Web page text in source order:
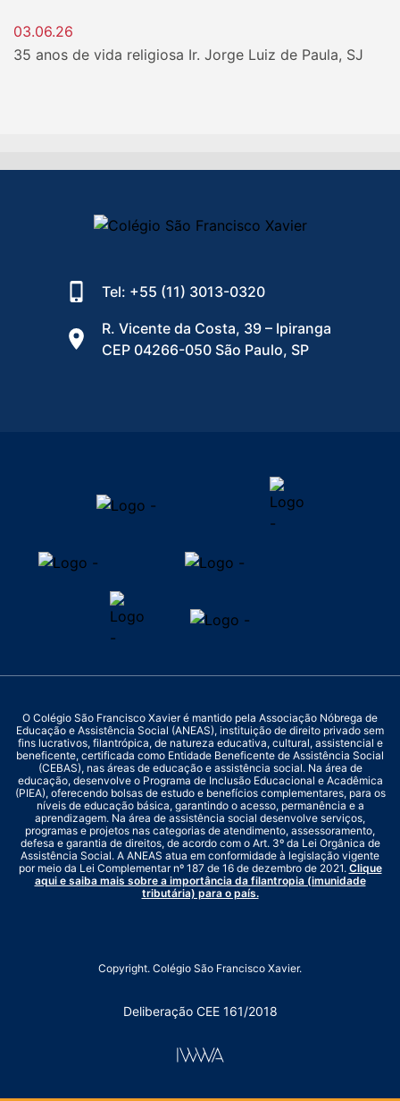
03.06.26
35 anos de vida religiosa Ir. Jorge Luiz de Paula, SJ
Tel: +55 (11) 3013-0320
R. Vicente da Costa, 39 – Ipiranga
CEP 04266-050 São Paulo, SP
O Colégio São Francisco Xavier é mantido pela Associação Nóbrega de
Educação e Assistência Social (ANEAS), instituição de direito privado sem
fins lucrativos, filantrópica, de natureza educativa, cultural, assistencial e
beneficente, certificada como Entidade Beneficente de Assistência Social
(CEBAS), nas áreas de educação e assistência social. Na área de
educação, desenvolve o Programa de Inclusão Educacional e Acadêmica
(PIEA), oferecendo bolsas de estudo e benefícios complementares, para os
níveis de educação básica, garantindo o acesso, permanência e a
aprendizagem. Na área de assistência social desenvolve serviços,
programas e projetos nas categorias de atendimento, assessoramento,
defesa e garantia de direitos, de acordo com o Art. 3º da Lei Orgânica de
Assistência Social. A ANEAS atua em conformidade à legislação vigente
por meio da Lei Complementar nº 187 de 16 de dezembro de 2021. Clique
aqui e saiba mais sobre a importância da filantropia (imunidade
tributária) para o país.
Copyright. Colégio São Francisco Xavier.
Deliberação CEE 161/2018